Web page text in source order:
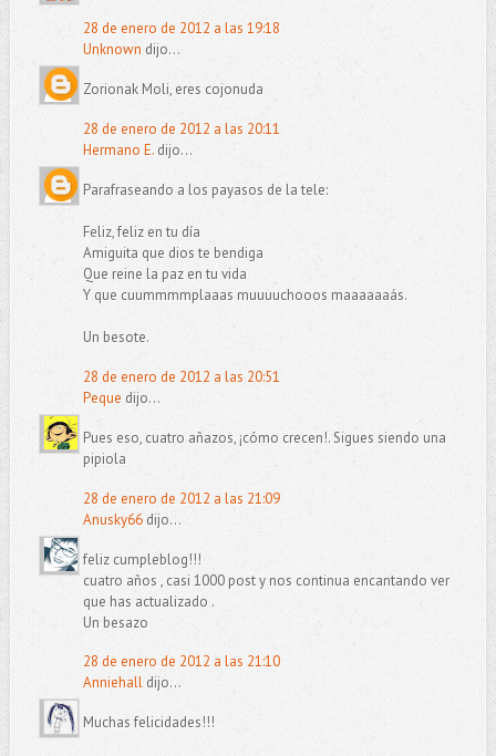
28 de enero de 2012 a las 19:18
Unknown dijo...
Zorionak Moli, eres cojonuda
28 de enero de 2012 a las 20:11
Hermano E.dijo...
Parafraseando a los payasos de la tele:
Feliz, feliz en tu día
Amiguita que dios te bendiga
Que reine la paz en tu vida
Y que cuummmmplaaas muuuuchooos maaaaaaás.
Un besote.
28 de enero de 2012 a las 20:51
Peque dijo...
Pues eso, cuatro añazos, ¡cómo crecen!. Sigues siendo una
pipiola
28 de enero de 2012 a las 21:09
Anusky66dijo...
feliz cumpleblog!!!
cuatro años , casi 1000 post y nos continua encantando ver
que has actualizado .
Un besazo
28 de enero de 2012 a las 21:10
Anniehalldijo...
Muchas felicidades!!!